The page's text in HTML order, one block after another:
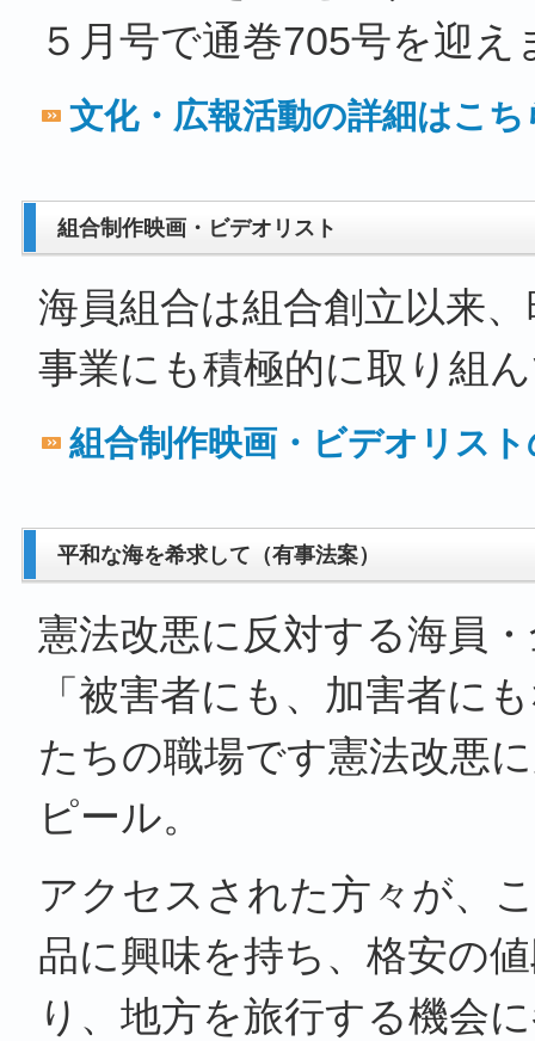
５月号で通巻705号を迎え
文化・広報活動の詳細はこち
組合制作映画・ビデオリスト
海員組合は組合創立以来
事業にも積極的に取り組
組合制作映画・ビデオリス
平和な海を希求して（有事法案）
憲法改悪に反対する海員
「被害者にも、加害者に
たちの職場です憲法改悪
ピール。
アクセスされた方々が、
品に興味を持ち、格安の
り、地方を旅行する機会